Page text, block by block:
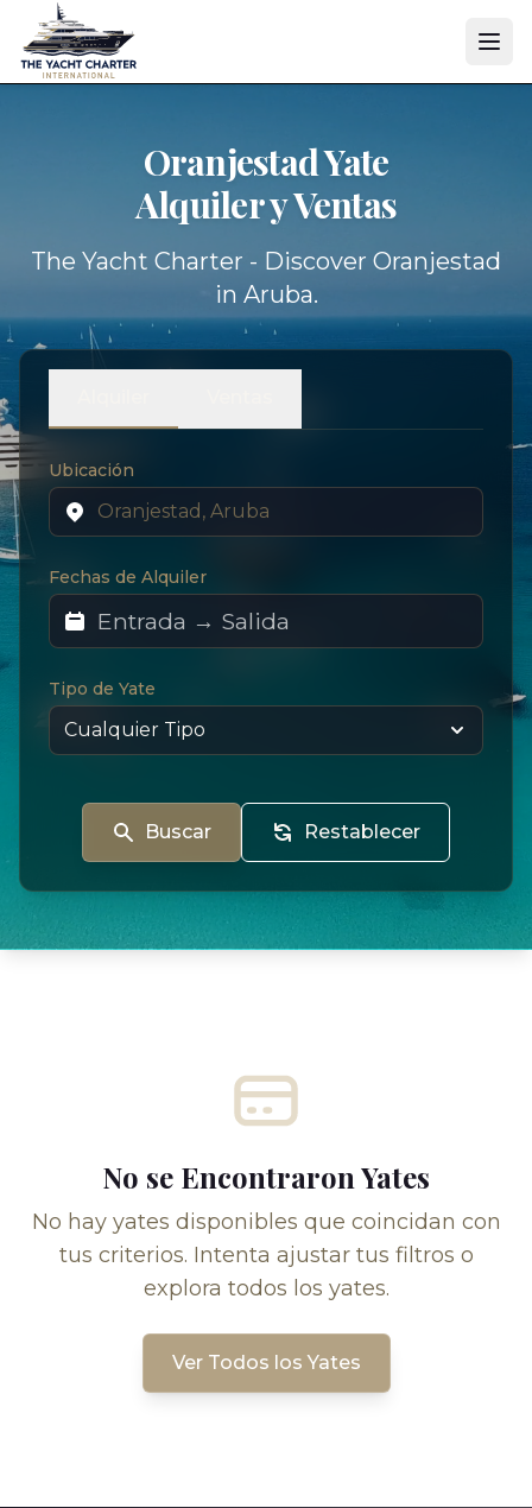
Oranjestad Yate
Alquiler y Ventas
The Yacht Charter - Discover Oranjestad
in Aruba.
Ubicación
Fechas de Alquiler
Tipo de Yate
Buscar Restablecer
No se Encontraron Yates
No hay yates disponibles que coincidan con
tus criterios. Intenta ajustar tus filtros o
explora todos los yates.
Ver Todos los Yates